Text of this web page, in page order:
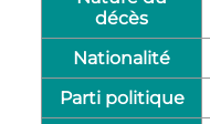
décès
Nationalité
Parti politique